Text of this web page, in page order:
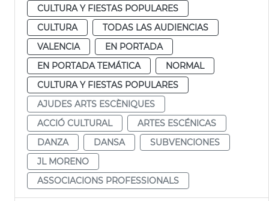
CULTURA Y FIESTAS POPULARES
CULTURA
TODAS LAS AUDIENCIAS
VALENCIA
EN PORTADA
EN PORTADA TEMÁTICA
NORMAL
CULTURA Y FIESTAS POPULARES
AJUDES ARTS ESCÈNIQUES
ACCIÓ CULTURAL
ARTES ESCÉNICAS
DANZA
DANSA
SUBVENCIONES
JL MORENO
ASSOCIACIONS PROFESSIONALS